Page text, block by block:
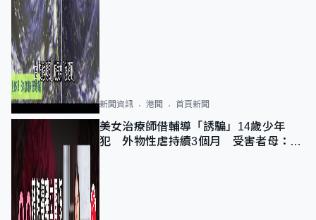
新聞資訊 港聞 首頁新聞
美女治療師借輔導「誘騙」14歲少年
犯 外物性虐持續3個月 受害者母：要